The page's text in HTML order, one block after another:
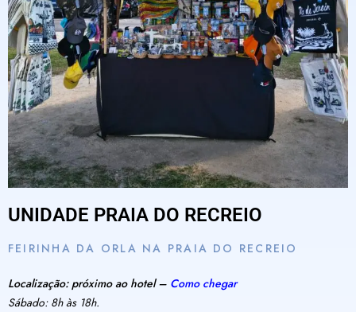
UNIDADE PRAIA DO RECREIO
FEIRINHA DA ORLA NA PRAIA DO RECREIO
Localização: próximo ao hotel – Como chegar
Sábado: 8h às 18h.